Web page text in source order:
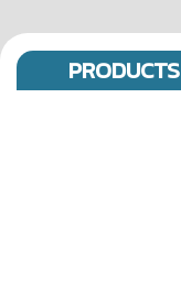
PRODUCTS